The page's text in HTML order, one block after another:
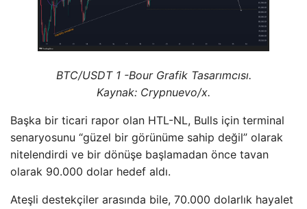
BTC/USDT 1 -Bour Grafik Tasarımcısı.
Kaynak: Crypnuevo/x.
Başka bir ticari rapor olan HTL-NL, Bulls için terminal
senaryosunu “güzel bir görünüme sahip değil” olarak
nitelendirdi ve bir dönüşe başlamadan önce tavan
olarak 90.000 dolar hedef aldı.
Ateşli destekçiler arasında bile, 70.000 dolarlık hayalet